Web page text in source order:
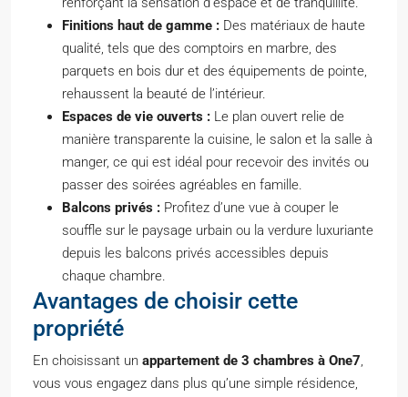
Finitions haut de gamme : Des matériaux de haute
qualité, tels que des comptoirs en marbre, des
parquets en bois dur et des équipements de pointe,
rehaussent la beauté de l’intérieur.
Espaces de vie ouverts : Le plan ouvert relie de
manière transparente la cuisine, le salon et la salle à
manger, ce qui est idéal pour recevoir des invités ou
passer des soirées agréables en famille.
Balcons privés : Profitez d’une vue à couper le
souffle sur le paysage urbain ou la verdure luxuriante
depuis les balcons privés accessibles depuis
chaque chambre.
Avantages de choisir cette
propriété
En choisissant un appartement de 3 chambres à One7,
vous vous engagez dans plus qu’une simple résidence,